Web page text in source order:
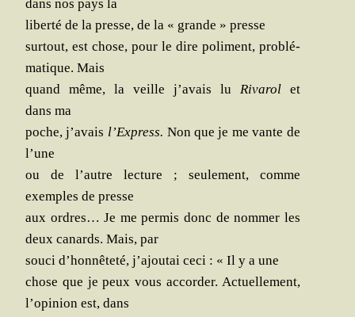
dans nos pays la
liber­té de la presse, de la « grande » presse
sur­tout, est chose, pour le dire poli­ment, pro­blé­
ma­tique. Mais
quand même, la veille j’avais lu Riva­rolet
dans ma
poche, j’avais l’Express. Non que je me vante de
l’une
ou de l’autre
lec­ture ; seule­ment, comme
exemples de presse
aux ordres… Je me per­mis donc de nom­mer les
deux canards. Mais, par
sou­ci d’honnêteté, j’ajoutai ceci : « Il y a une
chose que je peux vous accor­der. Actuel­le­ment,
l’opinion est, dans